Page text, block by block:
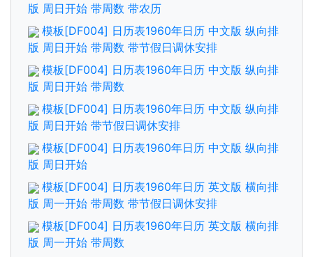
版 周日开始 带周数 带农历
模板[DF004] 日历表1960年日历 中文版 纵向排
版 周日开始 带周数 带节假日调休安排
模板[DF004] 日历表1960年日历 中文版 纵向排
版 周日开始 带周数
模板[DF004] 日历表1960年日历 中文版 纵向排
版 周日开始 带节假日调休安排
模板[DF004] 日历表1960年日历 中文版 纵向排
版 周日开始
模板[DF004] 日历表1960年日历 英文版 横向排
版 周一开始 带周数 带节假日调休安排
模板[DF004] 日历表1960年日历 英文版 横向排
版 周一开始 带周数